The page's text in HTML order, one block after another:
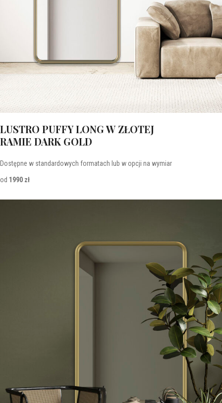
LUSTRO PUFFY LONG W ZŁOTEJ
RAMIE DARK GOLD
Dostępne w standardowych formatach lub w opcji na wymiar
od 1990 zł